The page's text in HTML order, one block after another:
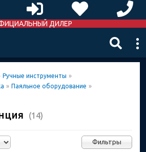
ДИЛЕР
Ручные инструменты »
» Паяльное оборудование »
(14)
Фильтры